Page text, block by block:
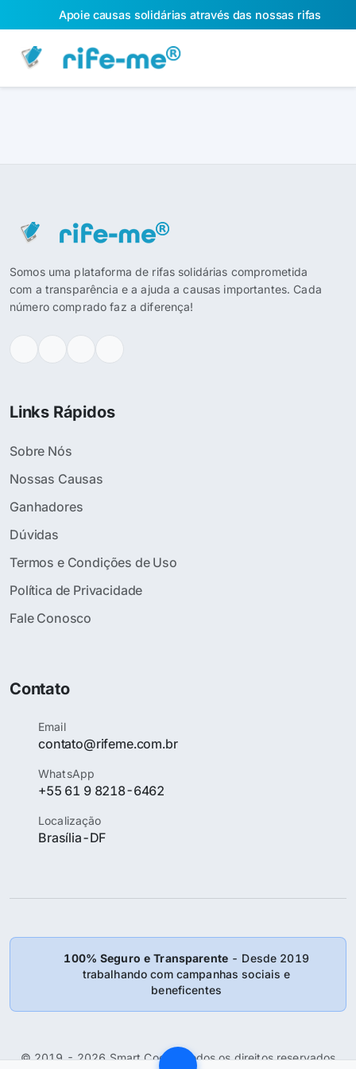
Apoie causas solidárias através das nossas rifas
Somos uma plataforma de rifas solidárias comprometida
com a transparência e a ajuda a causas importantes. Cada
número comprado faz a diferença!
Links Rápidos
Sobre Nós
Nossas Causas
Ganhadores
Dúvidas
Termos e Condições de Uso
Política de Privacidade
Fale Conosco
Contato
Email
contato@rifeme.com.br
WhatsApp
+55 61 9 8218-6462
Localização
Brasília-DF
100% Seguro e Transparente - Desde 2019
trabalhando com campanhas sociais e
beneficentes
© 2019 - 2026 Smart Coder: Todos os direitos reservados